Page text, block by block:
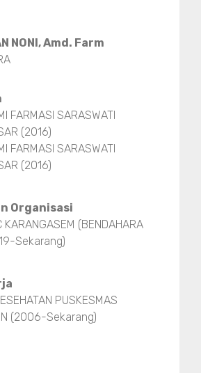
NONI, Amd. Farm
FARMASI SARASWATI
(2016)
FARMASI SARASWATI
(2016)
Organisasi
KARANGASEM (BENDAHARA
Sekarang)
PUSKESMAS
(2006-Sekarang)